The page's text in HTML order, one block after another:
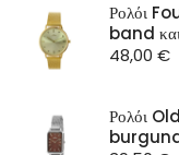
Ρολόι
band
48,00 €
Ρολόι